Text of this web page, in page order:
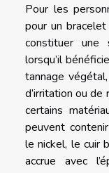
Pour les
pour un
constituer une
lorsqu’il
tannage
d’irritation ou de
certains
peuvent
le nickel, le cuir
accrue avec